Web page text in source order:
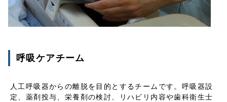
呼吸ケアチーム
人工呼吸器からの離脱を目的とするチームです。呼吸器設
定、薬剤投与、栄養剤の検討、リハビリ内容や歯科衛生士